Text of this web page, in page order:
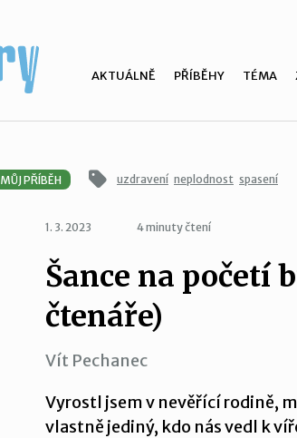
AKTUÁLNĚ PŘÍBĚHY TÉMA
MŮJ PŘÍBĚH uzdravení neplodnost spasení
1. 3. 2023 4 minuty čtení
Šance na početí
čtenáře)
Vít Pechanec
Vyrostl jsem v nevěřící rodině,
vlastně jediný, kdo nás vedl k